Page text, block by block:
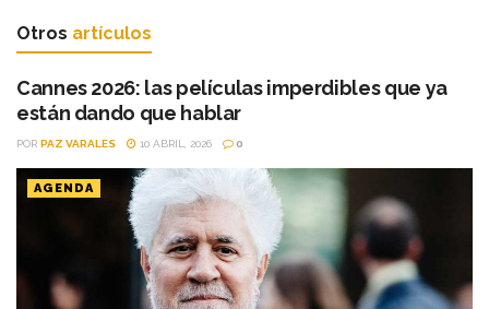
Otros artículos
Cannes 2026: las películas imperdibles que ya
están dando que hablar
POR PAZ VARALES 10 ABRIL, 2026 0
AGENDA